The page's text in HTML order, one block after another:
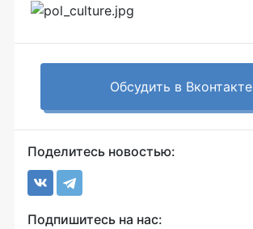
Обсудить в Вконтакте
Поделитесь новостью:
Подпишитесь на нас: